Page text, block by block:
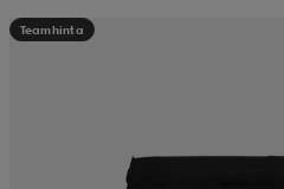
Teamhinta